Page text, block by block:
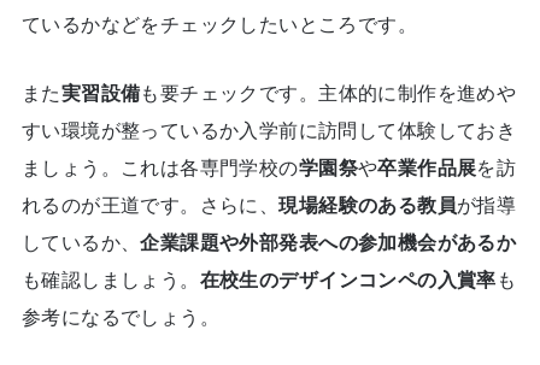
ているかなどをチェックしたいところです。
また実習設備も要チェックです。主体的に制作を進めや
すい環境が整っているか入学前に訪問して体験しておき
ましょう。これは各専門学校の学園祭や卒業作品展を訪
れるのが王道です。さらに、現場経験のある教員が指導
しているか、企業課題や外部発表への参加機会があるか
も確認しましょう。 在校生のデザインコンペの入賞率 も
参考になるでしょう。